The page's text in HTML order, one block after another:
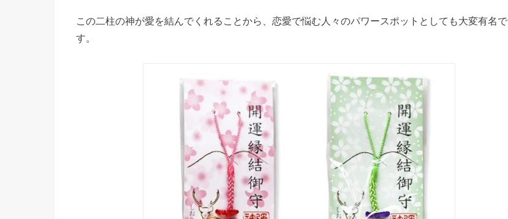
この二柱の神が愛を結んでくれることから、恋愛で悩む人々のパワースポットとしても大変有名で
す。